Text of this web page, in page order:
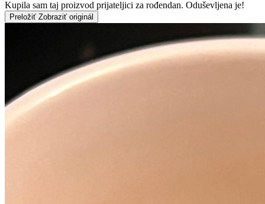
Kupila sam taj proizvod prijateljici za rođendan. Oduševljena je!
Preložiť Zobraziť originál